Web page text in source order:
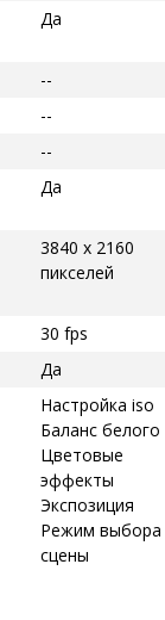
Да
--
--
--
Да
3840 x 2160
пикселей
30 fps
Да
Настройка iso
Баланс белого
Цветовые
эффекты
Экспозиция
Режим выбора
сцены